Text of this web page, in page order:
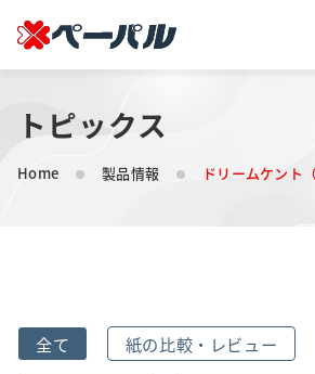
HOME
初めての方へ
トピックス
Home 製品情報 ドリームケント
全て 紙の比較・レビュー